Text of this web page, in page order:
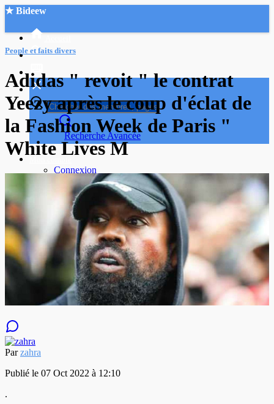
★ Bideew
Recherche Avancée
Connexion
Créer un compte
Mode nuit
People et faits divers
Adidas " revoit " le contrat
Yeezy après le coup d'éclat de
la Fashion Week de Paris "
White Lives M
Parzahra
Publié le 07 Oct 2022 à 12:10
.